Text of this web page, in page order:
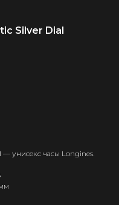
Silver Dial
унисекс часы Longines.